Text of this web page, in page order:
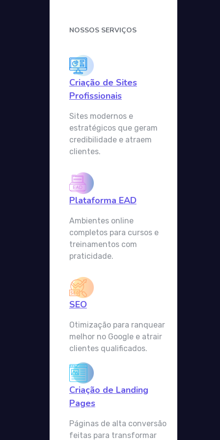
NOSSOS SERVIÇOS
Criação de Sites
Profissionais
Sites modernos e
estratégicos que geram
credibilidade e atraem
clientes.
Plataforma EAD
Ambientes online
completos para cursos e
treinamentos com
praticidade.
SEO
Otimização para ranquear
melhor no Google e atrair
clientes qualificados.
Criação de Landing
Pages
Páginas de alta conversão
feitas para transformar